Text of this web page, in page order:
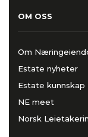
OM OSS
Om
Estate nyheter
Estate kunnskap
NE meet
Norsk